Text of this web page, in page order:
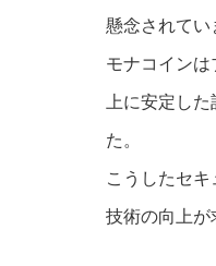
懸念されてい
モナコイン
上に安定し
た。
こうしたセ
技術の向上が